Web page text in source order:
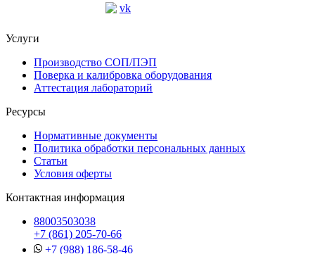
Услуги
Производство СОП/ПЭП
Поверка и калибровка оборудования
Аттестация лабораторий
Ресурсы
Нормативные документы
Политика обработки персональных данных
Статьи
Условия оферты
Контактная информация
88003503038
+7 (861) 205-70-66
+7 (988) 186-58-46